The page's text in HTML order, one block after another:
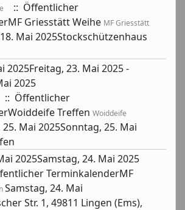
:: Öffentlicher
Griesstätt Weihe MF Griesstätt
Mai 2025Stockschützenhaus
2025Freitag, 23. Mai 2025 -
2025
:: Öffentlicher
Treffen Woiddeife
Mai 2025Sonntag, 25. Mai
2025Samstag, 24. Mai 2025
TerminkalenderMF
Samstag, 24. Mai
Str. 1, 49811 Lingen (Ems),